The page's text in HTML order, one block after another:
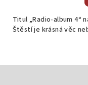
Titul „Radio-album 4“
Štěstí je krásná věc